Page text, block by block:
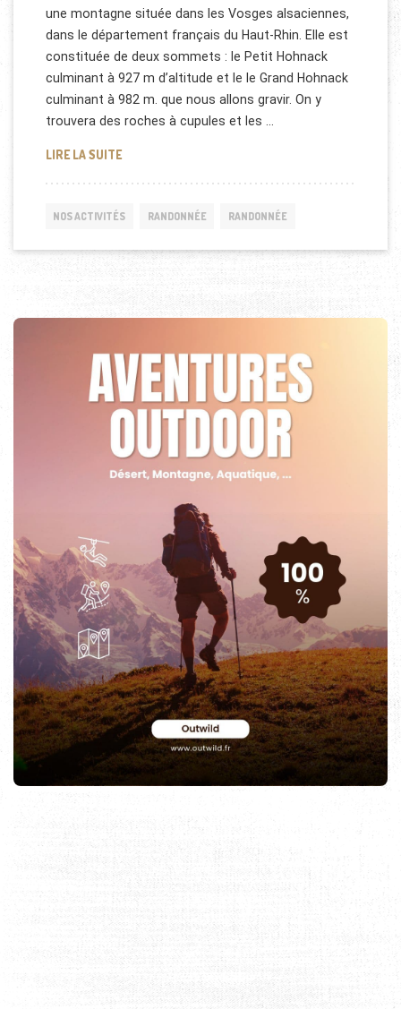
une montagne située dans les Vosges alsaciennes,
dans le département français du Haut-Rhin. Elle est
constituée de deux sommets : le Petit Hohnack
culminant à 927 m d’altitude et le le Grand Hohnack
culminant à 982 m. que nous allons gravir. On y
trouvera des roches à cupules et les …
LIRE LA SUITERANDONNÉE HOHNACK (ALSACE, VOSGES)
NOS ACTIVITÉS RANDONNÉE RANDONNÉE